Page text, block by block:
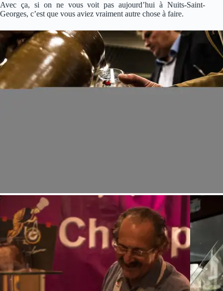
Avec ça, si on ne vous voit pas aujourd’hui à Nuits-Saint-
Georges, c’est que vous aviez vraiment autre chose à faire.